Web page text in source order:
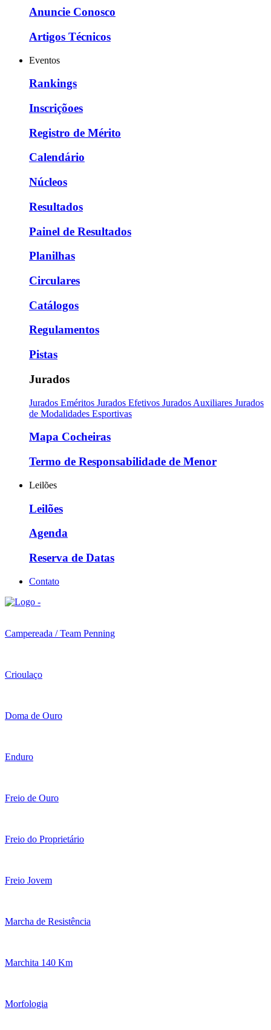
Anuncie Conosco
Artigos Técnicos
Eventos
Rankings
Inscriçõoes
Registro de Mérito
Calendário
Núcleos
Resultados
Painel de Resultados
Planilhas
Circulares
Catálogos
Regulamentos
Pistas
Jurados
Jurados Eméritos Jurados Efetivos Jurados Auxiliares Jurados
de Modalidades Esportivas
Mapa Cocheiras
Termo de Responsabilidade de Menor
Leilões
Leilões
Agenda
Reserva de Datas
Contato
Campereada / Team Penning
Crioulaço
Doma de Ouro
Enduro
Freio de Ouro
Freio do Proprietário
Freio Jovem
Marcha de Resistência
Marchita 140 Km
Morfologia